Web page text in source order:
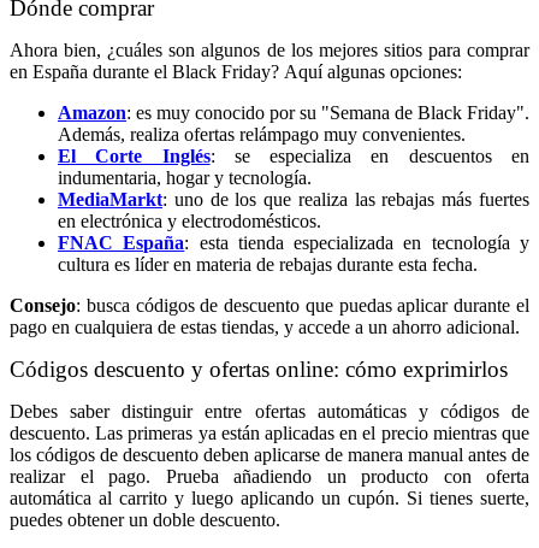
Dónde comprar
Ahora bien, ¿cuáles son algunos de los mejores sitios para comprar
en España durante el Black Friday? Aquí algunas opciones:
Amazon: es muy conocido por su "Semana de Black Friday".
Además, realiza ofertas relámpago muy convenientes.
El Corte Inglés: se especializa en descuentos en
indumentaria, hogar y tecnología.
MediaMarkt: uno de los que realiza las rebajas más fuertes
en electrónica y electrodomésticos.
FNAC España: esta tienda especializada en tecnología y
cultura es líder en materia de rebajas durante esta fecha.
Consejo: busca códigos de descuento que puedas aplicar durante el
pago en cualquiera de estas tiendas, y accede a un ahorro adicional.
Códigos descuento y ofertas online: cómo exprimirlos
Debes saber distinguir entre ofertas automáticas y códigos de
descuento. Las primeras ya están aplicadas en el precio mientras que
los códigos de descuento deben aplicarse de manera manual antes de
realizar el pago. Prueba añadiendo un producto con oferta
automática al carrito y luego aplicando un cupón. Si tienes suerte,
puedes obtener un doble descuento.